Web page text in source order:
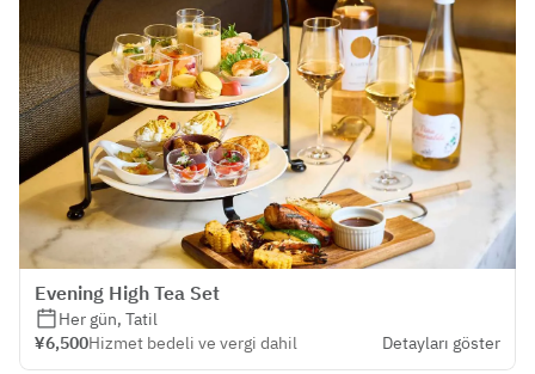
Evening High Tea Set
Her gün, Tatil
¥6,500Hizmet bedeli ve vergi dahil Detayları göster